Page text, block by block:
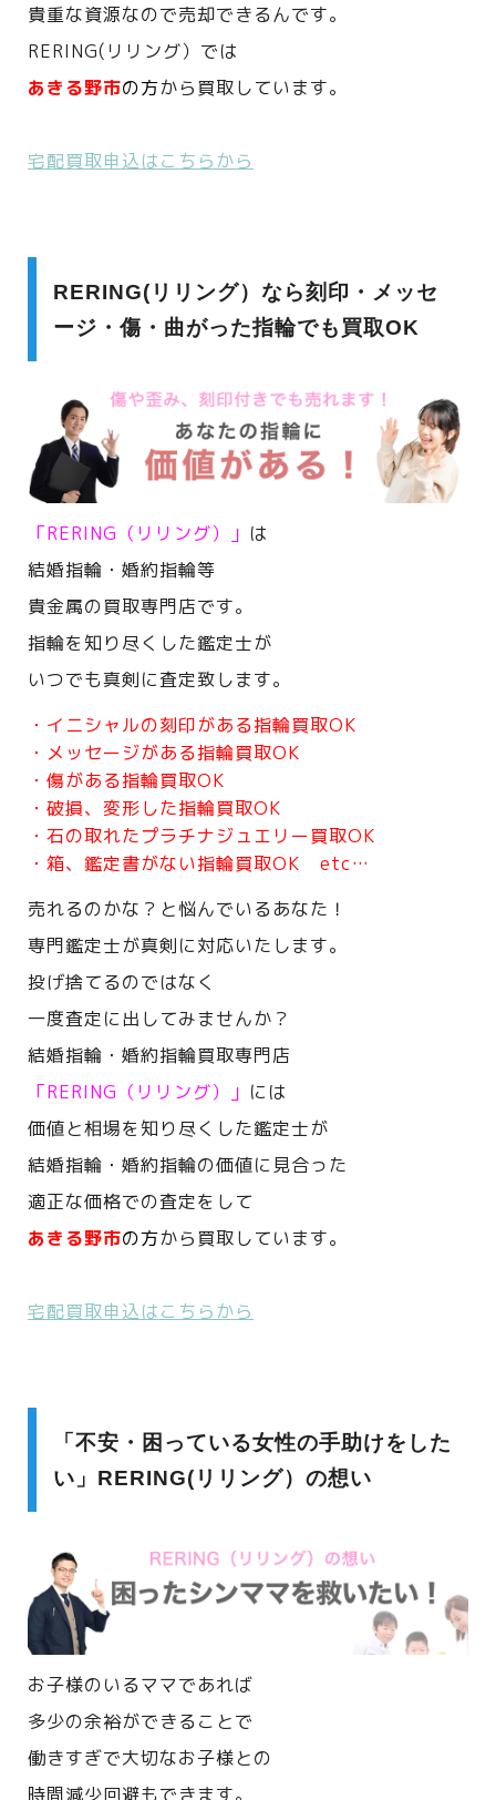
貴重な資源なので売却できるんです。
RERING(リリング）では
あきる野市の方から買取しています。
宅配買取申込はこちらから
RERING(リリング）なら刻印・メッセ
ージ・傷・曲がった指輪でも買取OK
「RERING（リリング）」 は
結婚指輪・婚約指輪等
貴金属の買取専門店です。
指輪を知り尽くした鑑定士が
いつでも真剣に査定致します。
・イニシャルの刻印がある指輪買取OK
・メッセージがある指輪買取OK
・傷がある指輪買取OK
・破損、変形した指輪買取OK
・石の取れたプラチナジュエリー買取OK
・箱、鑑定書がない指輪買取OK etc…
売れるのかな？と悩んでいるあなた！
専門鑑定士が真剣に対応いたします。
投げ捨てるのではなく
一度査定に出してみませんか？
結婚指輪・婚約指輪買取専門店
「RERING（リリング）」 には
価値と相場を知り尽くした鑑定士が
結婚指輪・婚約指輪の価値に見合った
適正な価格での査定をして
あきる野市の方から買取しています。
宅配買取申込はこちらから
「不安・困っている女性の手助けをした
い」RERING(リリング）の想い
お子様のいるママであれば
多少の余裕ができることで
働きすぎで大切なお子様との
時間減少回避もできます。